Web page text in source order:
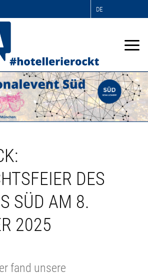
DE
DES
SÜD AM 8.
2025
fand unsere